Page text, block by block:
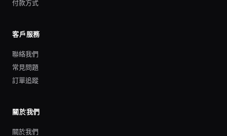
付款方式
客戶服務
聯絡我們
常見問題
訂單追蹤
關於我們
關於我們